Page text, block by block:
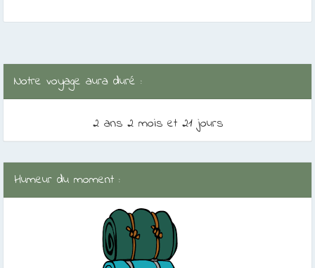
Notre voyage aura duré :
2 ans 2 mois et 21 jours
Humeur du moment :